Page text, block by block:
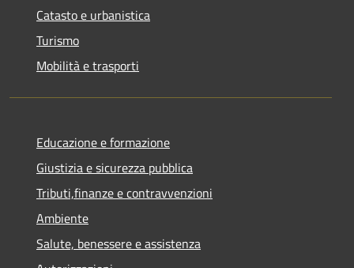
Catasto e urbanistica
Turismo
Mobilità e trasporti
Educazione e formazione
Giustizia e sicurezza pubblica
Tributi,finanze e contravvenzioni
Ambiente
Salute, benessere e assistenza